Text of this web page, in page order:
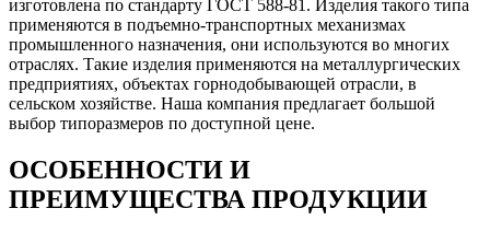
изготовлена по стандарту ГОСТ 588-81. Изделия такого типа
применяются в подъемно-транспортных механизмах
промышленного назначения, они используются во многих
отраслях. Такие изделия применяются на металлургических
предприятиях, объектах горнодобывающей отрасли, в
сельском хозяйстве. Наша компания предлагает большой
выбор типоразмеров по доступной цене.
ОСОБЕННОСТИ И
ПРЕИМУЩЕСТВА ПРОДУКЦИИ